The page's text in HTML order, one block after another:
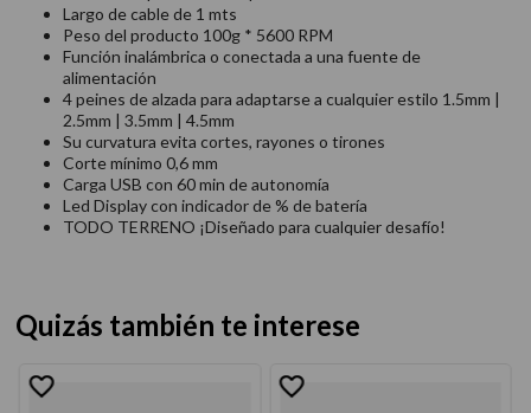
Largo de cable de 1 mts
Peso del producto 100g * 5600 RPM
Función inalámbrica o conectada a una fuente de
alimentación
4 peines de alzada para adaptarse a cualquier estilo 1.5mm |
2.5mm | 3.5mm | 4.5mm
Su curvatura evita cortes, rayones o tirones
Corte mínimo 0,6 mm
Carga USB con 60 min de autonomía
Led Display con indicador de % de batería
TODO TERRENO ¡Diseñado para cualquier desafío!
Quizás también te interese